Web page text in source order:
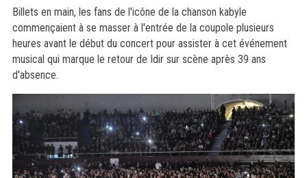
Billets en main, les fans de l'icône de la chanson kabyle
commençaient à se masser à l'entrée de la coupole plusieurs
heures avant le début du concert pour assister à cet événement
musical qui marque le retour de Idir sur scène après 39 ans
d'absence.